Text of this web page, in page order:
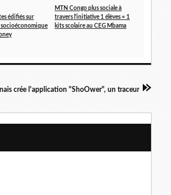
édifiés sur
MTN Congo plus sociale à
travers l'initiative 1 élèves = 1
kits scolaire au CEG Mbama
crée l'application "ShoOwer", un traceur